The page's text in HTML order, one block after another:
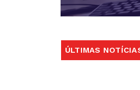
ÚLTIMAS
quase um terço de casos de